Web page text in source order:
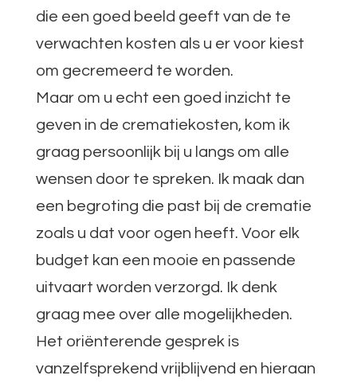
die een goed beeld geeft van de te
verwachten kosten als u er voor kiest
om gecremeerd te worden.
Maar om u echt een goed inzicht te
geven in de crematiekosten, kom ik
graag persoonlijk bij u langs om alle
wensen door te spreken. Ik maak dan
een begroting die past bij de crematie
zoals u dat voor ogen heeft. Voor elk
budget kan een mooie en passende
uitvaart worden verzorgd. Ik denk
graag mee over alle mogelijkheden.
Het oriënterende gesprek is
vanzelfsprekend vrijblijvend en hieraan